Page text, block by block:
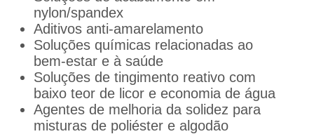
nylon/spandex
Aditivos anti-amarelamento
Soluções químicas relacionadas ao
bem-estar e à saúde
Soluções de tingimento reativo com
baixo teor de licor e economia de água
Agentes de melhoria da solidez para
misturas de poliéster e algodão